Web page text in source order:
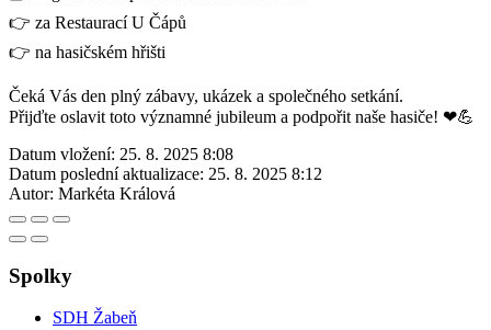
👉 za Restaurací U Čápů
👉 na hasičském hřišti
Čeká Vás den plný zábavy, ukázek a společného setkání.
Přijďte oslavit toto významné jubileum a podpořit naše hasiče! ❤💪
Datum vložení: 25. 8. 2025 8:08
Datum poslední aktualizace: 25. 8. 2025 8:12
Autor: Markéta Králová
Spolky
SDH Žabeň